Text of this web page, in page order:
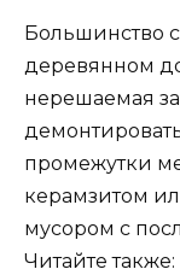
Большинство
деревянном
нерешаемая
промежутки
керамзитом
мусором с
Читайте